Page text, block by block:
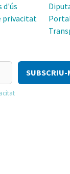
d'ús
privacitat